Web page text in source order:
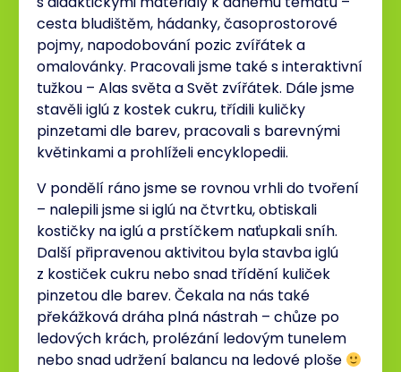
cesta bludištěm, hádanky, časoprostorové
pojmy, napodobování pozic zvířátek a
omalovánky. Pracovali jsme také s interaktivní
tužkou – Alas světa a Svět zvířátek. Dále jsme
stavěli iglú z kostek cukru, třídili kuličky
pinzetami dle barev, pracovali s barevnými
květinkami a prohlíželi encyklopedii.
V pondělí ráno jsme se rovnou vrhli do tvoření
– nalepili jsme si iglú na čtvrtku, obtiskali
kostičky na iglú a prstíčkem naťupkali sníh.
Další připravenou aktivitou byla stavba iglú
z kostiček cukru nebo snad třídění kuliček
pinzetou dle barev. Čekala na nás také
překážková dráha plná nástrah – chůze po
ledových krách, prolézání ledovým tunelem
nebo snad udržení balancu na ledové ploše